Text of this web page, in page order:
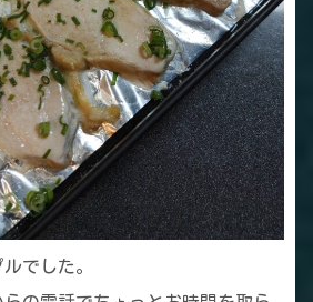
でした。